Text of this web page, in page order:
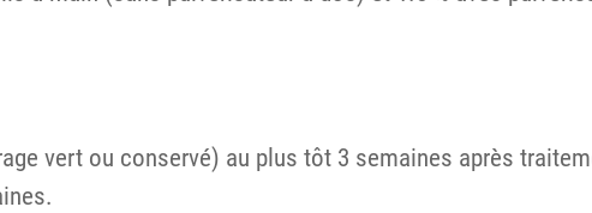
vert ou conservé) au plus tôt 3 semaines après